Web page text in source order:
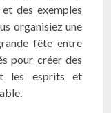
des exemples
organisiez une
fête entre
pour créer des
les esprits et